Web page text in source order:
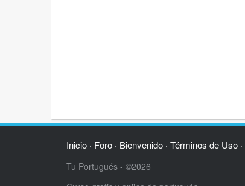
Inicio· Foro· Bienvenido· Términos de Uso·
Tu Portugués - ©2026